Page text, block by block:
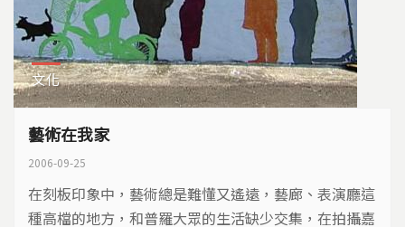
文化
藝術在我家
2006-09-25
在刻板印象中，藝術總是難懂又遙遠，藝廊、表演廳這
種高檔的地方，和普羅大眾的生活缺少交集，在拍攝嘉